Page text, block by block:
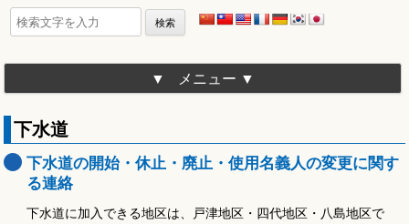
動検
索:
メニュー
下水道
下水道の開始・休止・廃止・使用名義人の変更に関す
る連絡
下水道に加入できる地区は、戸津地区・四代地区・八島地区で